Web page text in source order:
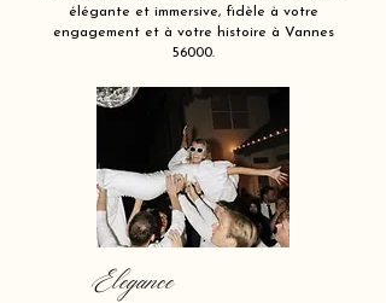
élégante et immersive, fidèle à votre
engagement et à votre histoire à Vannes
56000.
Elegance